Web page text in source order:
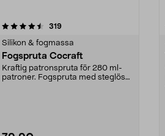
319recensioner
Silikon & fogmassa
Fogspruta Cocraft
Kraftig patronspruta för 280 ml-
patroner. Fogspruta med steglös
4.5 av 5 stjärnor